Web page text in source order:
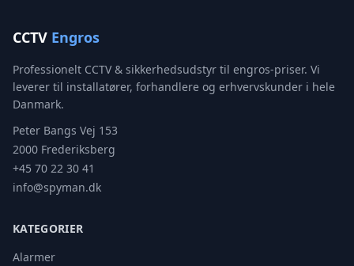
CCTV Engros
Professionelt CCTV & sikkerhedsudstyr til engros-priser. Vi
leverer til installatører, forhandlere og erhvervskunder i hele
Danmark.
Peter Bangs Vej 153
2000 Frederiksberg
+45 70 22 30 41
info@spyman.dk
KATEGORIER
Alarmer